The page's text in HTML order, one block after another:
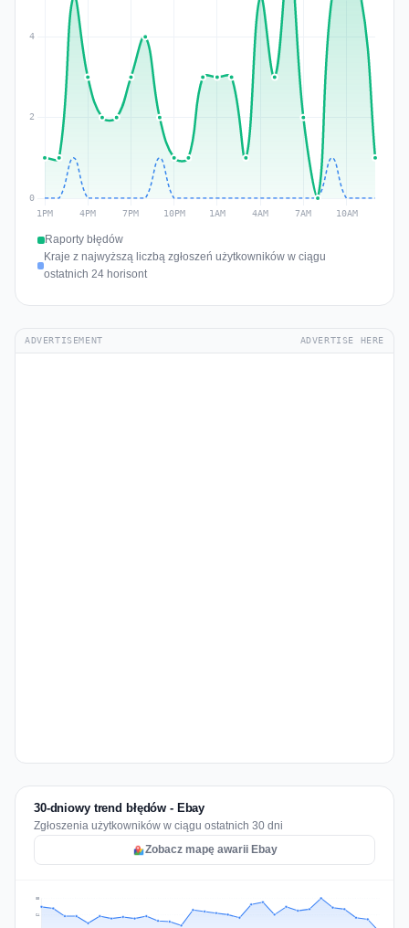
Raporty błędów
Kraje z najwyższą liczbą zgłoszeń użytkowników w ciągu
ostatnich 24 horisont
ADVERTISEMENT ADVERTISE HERE
30-dniowy trend błędów - Ebay
Zgłoszenia użytkowników w ciągu ostatnich 30 dni
Zobacz mapę awarii Ebay
64
85